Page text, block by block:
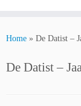
Home » De Datist –
De Datist –